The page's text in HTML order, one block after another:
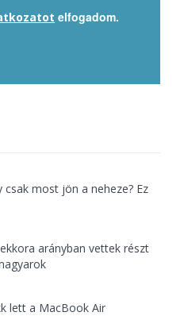
elfogadom.
csak most jön a neheze? Ez
arányban vettek részt
lett a MacBook Air